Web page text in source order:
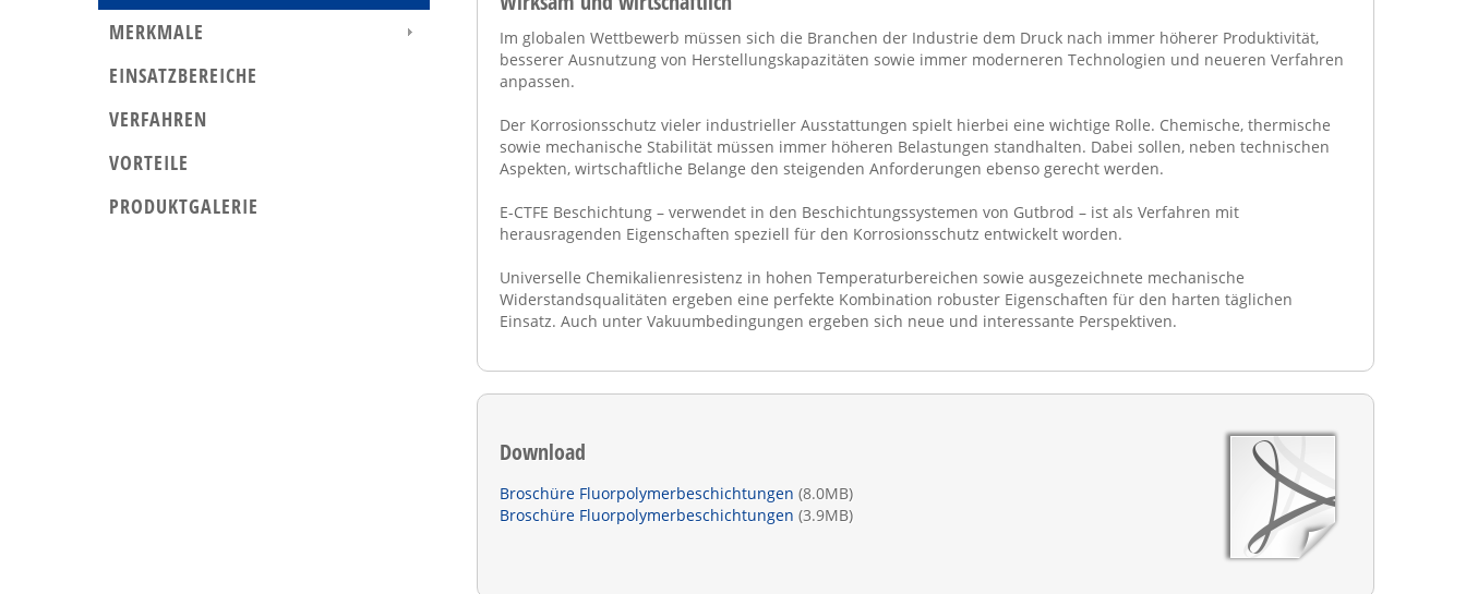
Im globalen Wettbewerb müssen sich die Branchen der Industrie dem Druck nach immer höherer Produktivität,
besserer Ausnutzung von Herstellungskapazitäten sowie immer moderneren Technologien und neueren Verfahren
anpassen.
Der Korrosionsschutz vieler industrieller Ausstattungen spielt hierbei eine wichtige Rolle. Chemische, thermische
sowie mechanische Stabilität müssen immer höheren Belastungen standhalten. Dabei sollen, neben technischen
Aspekten, wirtschaftliche Belange den steigenden Anforderungen ebenso gerecht werden.
E-CTFE Beschichtung – verwendet in den Beschichtungssystemen von Gutbrod – ist als Verfahren mit
herausragenden Eigenschaften speziell für den Korrosionsschutz entwickelt worden.
Universelle Chemikalienresistenz in hohen Temperaturbereichen sowie ausgezeichnete mechanische
Widerstandsqualitäten ergeben eine perfekte Kombination robuster Eigenschaften für den harten täglichen
Einsatz. Auch unter Vakuumbedingungen ergeben sich neue und interessante Perspektiven.
Download
Broschüre Fluorpolymerbeschichtungen (8.0MB)
Broschüre Fluorpolymerbeschichtungen (3.9MB)
MERKMALE
EINSATZBEREICHE
VERFAHREN
VORTEILE
PRODUKTGALERIE